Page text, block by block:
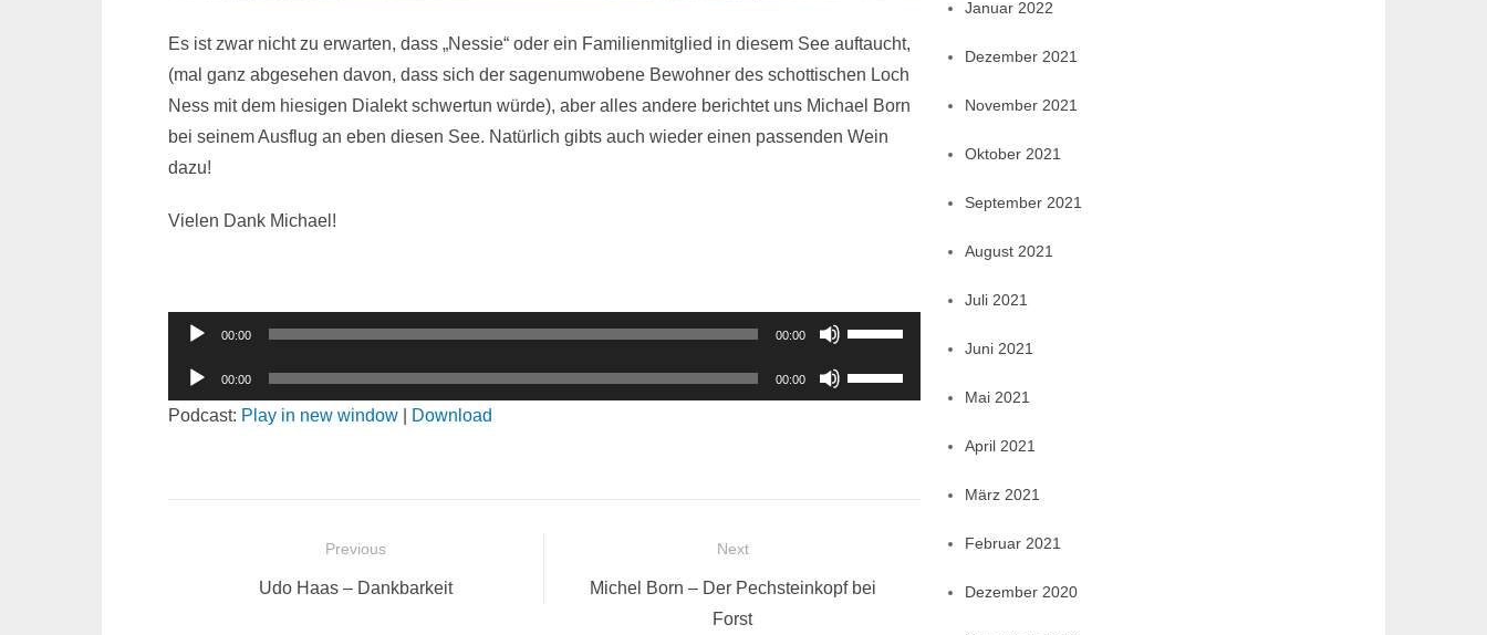
Es ist zwar nicht zu erwarten, dass „Nessie“ oder ein Familienmitglied in diesem See auftaucht,
(mal ganz abgesehen davon, dass sich der sagenumwobene Bewohner des schottischen Loch
Ness mit dem hiesigen Dialekt schwertun würde), aber alles andere berichtet uns Michael Born
bei seinem Ausflug an eben diesen See. Natürlich gibts auch wieder einen passenden Wein
dazu!
Vielen Dank Michael!
Audio-
00:00 00:00
Pfeiltasten
benutzen,
Audio-
Player
00:00 00:00
Pfeiltasten
Hoch/Runter
regeln.
Podcast: Play in new window Download
Beitragsnavigation
Previous
Previous
Udo Haas – Dankbarkeit
Next
Next
Michel Born – Der Pechsteinkopf bei
Forst
Januar 2022
Dezember 2021
November 2021
Oktober 2021
September 2021
August 2021
Juli 2021
Juni 2021
Mai 2021
April 2021
März 2021
Februar 2021
Dezember 2020